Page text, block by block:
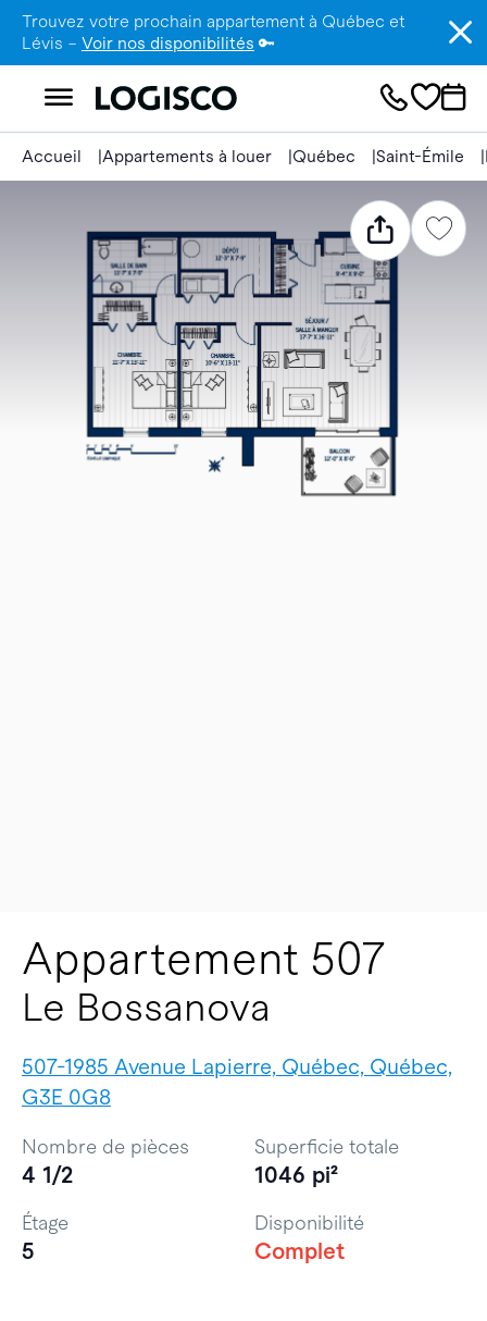
Trouvez votre prochain appartement à Québec et
Lévis – Voir nos disponibilités 🔑
Accueil Appartements à louer Québec Saint-Émile
Appartement 507
Le Bossanova
507-1985 Avenue Lapierre, Québec, Québec,
G3E 0G8
Nombre de pièces
4 1/2
Superficie totale
1046 pi²
Étage
5
Disponibilité
Complet